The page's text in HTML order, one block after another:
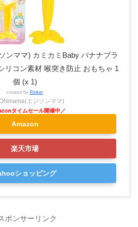
ンママ) カミカミBaby バナナプラ
リコン素材 喉突き防止 おもちゃ 1
個 (x 1)
created by Rinker
エジソンママ)
Amazon
楽天市場
ショッピング
ポンサーリンク